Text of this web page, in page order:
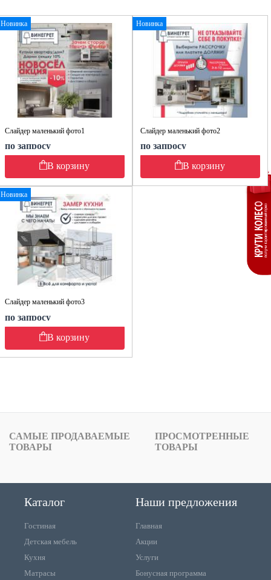
Новинка
Слайдер маленький фото1
по запросу
В корзину
Новинка
Слайдер маленький фото2
по запросу
В корзину
Новинка
Слайдер маленький фото3
по запросу
В корзину
САМЫЕ ПРОДАВАЕМЫЕ
ТОВАРЫ
ПРОСМОТРЕННЫЕ
ТОВАРЫ
Каталог
Гостиная
Детская мебель
Кухня
Матрасы
Наши предложения
Главная
Акции
Услуги
Бонусная программа